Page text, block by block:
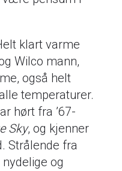
klart varme
Wilco mann,
også helt
temperaturer.
hørt fra ’67-
Sky, og kjenner
Strålende fra
og